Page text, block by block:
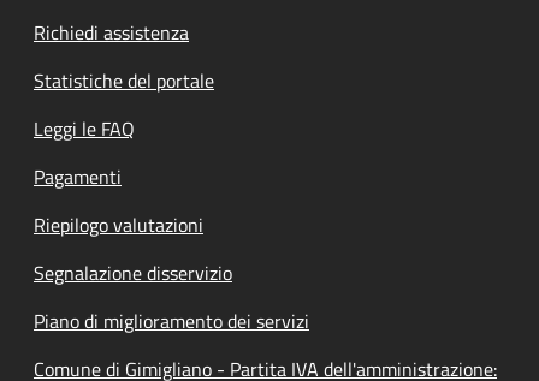
Richiedi assistenza
Statistiche del portale
Leggi le FAQ
Pagamenti
Riepilogo valutazioni
Segnalazione disservizio
Piano di miglioramento dei servizi
Comune di Gimigliano - Partita IVA dell'amministrazione: